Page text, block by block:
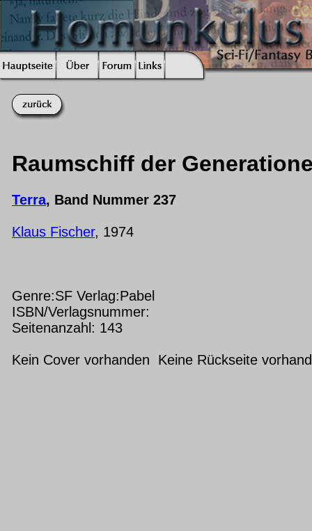
Raumschiff der
Terra, Band Nummer 237
Klaus Fischer, 1974
Genre:SF Verlag:Pabel
ISBN/Verlagsnummer:
Seitenanzahl: 143
Kein Cover vorhanden Keine Rückseite